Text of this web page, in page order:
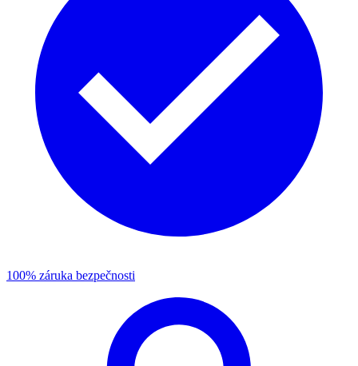
100% záruka bezpečnosti